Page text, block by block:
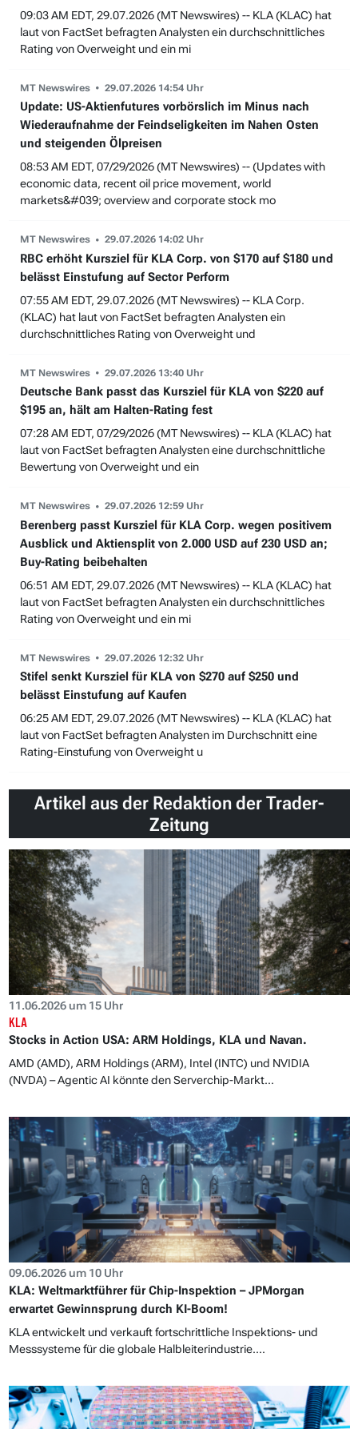
Artikel aus der Redaktion der Trader-
Zeitung
11.06.2026 um 15 Uhr
KLA
Stocks in Action USA: ARM Holdings, KLA und Navan.
AMD (AMD), ARM Holdings (ARM), Intel (INTC) und NVIDIA
(NVDA) – Agentic AI könnte den Serverchip-Markt...
09.06.2026 um 10 Uhr
KLA: Weltmarktführer für Chip-Inspektion – JPMorgan
erwartet Gewinnsprung durch KI-Boom!
KLA entwickelt und verkauft fortschrittliche Inspektions- und
Messsysteme für die globale Halbleiterindustrie....
09:03 AM EDT, 29.07.2026 (MT Newswires) -- KLA (KLAC) hat
laut von FactSet befragten Analysten ein durchschnittliches
Rating von Overweight und ein mi
MT Newswires 29.07.2026 14:54 Uhr
Update: US-Aktienfutures vorbörslich im Minus nach
Wiederaufnahme der Feindseligkeiten im Nahen Osten
und steigenden Ölpreisen
08:53 AM EDT, 07/29/2026 (MT Newswires) -- (Updates with
economic data, recent oil price movement, world
markets&#039; overview and corporate stock mo
MT Newswires 29.07.2026 14:02 Uhr
RBC erhöht Kursziel für KLA Corp. von $170 auf $180 und
belässt Einstufung auf Sector Perform
07:55 AM EDT, 29.07.2026 (MT Newswires) -- KLA Corp.
(KLAC) hat laut von FactSet befragten Analysten ein
durchschnittliches Rating von Overweight und
MT Newswires 29.07.2026 13:40 Uhr
Deutsche Bank passt das Kursziel für KLA von $220 auf
$195 an, hält am Halten-Rating fest
07:28 AM EDT, 07/29/2026 (MT Newswires) -- KLA (KLAC) hat
laut von FactSet befragten Analysten eine durchschnittliche
Bewertung von Overweight und ein
MT Newswires 29.07.2026 12:59 Uhr
Berenberg passt Kursziel für KLA Corp. wegen positivem
Ausblick und Aktiensplit von 2.000 USD auf 230 USD an;
Buy-Rating beibehalten
06:51 AM EDT, 29.07.2026 (MT Newswires) -- KLA (KLAC) hat
laut von FactSet befragten Analysten ein durchschnittliches
Rating von Overweight und ein mi
MT Newswires 29.07.2026 12:32 Uhr
Stifel senkt Kursziel für KLA von $270 auf $250 und
belässt Einstufung auf Kaufen
06:25 AM EDT, 29.07.2026 (MT Newswires) -- KLA (KLAC) hat
laut von FactSet befragten Analysten im Durchschnitt eine
Rating-Einstufung von Overweight u